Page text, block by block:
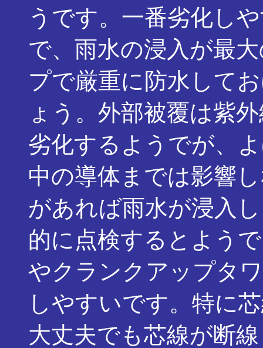
うです。一番劣化し
で、雨水の浸入が最
プで厳重に防水して
ょう。外部被覆は紫
劣化するようでが、
中の導体までは影響
があれば雨水が浸入
的に点検するとよう
やクランクアップタ
しやすいです。特に
大丈夫でも芯線が断